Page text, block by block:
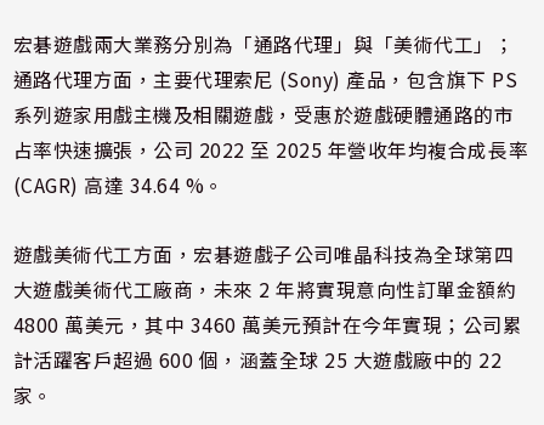
宏碁遊戲兩大業務分別為「通路代理」與「美術代工」；
通路代理方面，主要代理索尼 (Sony) 產品，包含旗下 PS
系列遊家用戲主機及相關遊戲，受惠於遊戲硬體通路的市
占率快速擴張，公司 2022 至 2025 年營收年均複合成長率
(CAGR) 高達 34.64 %。
遊戲美術代工方面，宏碁遊戲子公司唯晶科技為全球第四
大遊戲美術代工廠商，未來 2 年將實現意向性訂單金額約
4800 萬美元，其中 3460 萬美元預計在今年實現；公司累
計活躍客戶超過 600 個，涵蓋全球 25 大遊戲廠中的 22
家。